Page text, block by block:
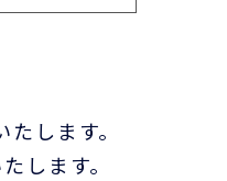
します。
します。